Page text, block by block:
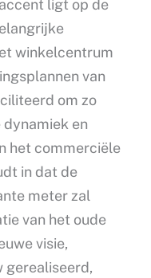
ligt op de
winkelcentrum
van
om zo
dynamiek en
het commerciële
in dat de
meter zal
van het oude
visie,
gerealiseerd,